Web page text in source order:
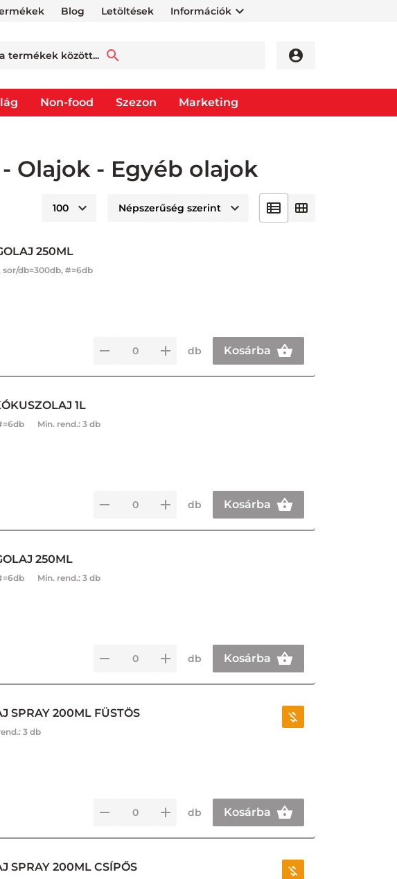
Blog Letöltések Információk
Non-food Szezon Marketing
Olajok - Egyéb olajok
250ML
sor/db=300db, #=6db
db Kosárba
1L
Min. rend.: 3 db
db Kosárba
250ML
Min. rend.: 3 db
db Kosárba
SPRAY 200ML FÜSTÖS
3 db
db Kosárba
SPRAY 200ML CSÍPŐS